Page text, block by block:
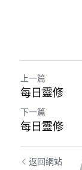
上一篇
每日靈修
下一篇
每日靈修
返回網站